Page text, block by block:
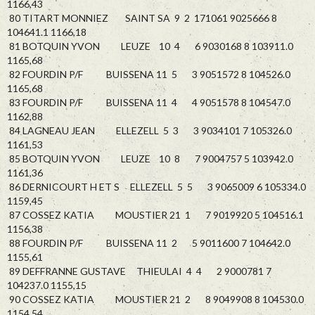
1166,43
80 TITART MONNIEZ SAINT SA 9 2 171061 9025666 8
104641.1 1166,18
81 BOTQUIN YVON LEUZE 10 4 6 9030168 8 103911.0
1165,68
82 FOURDIN P/F BUISSENA 11 5 3 9051572 8 104526.0
1165,68
83 FOURDIN P/F BUISSENA 11 4 4 9051578 8 104547.0
1162,88
84 LAGNEAU JEAN ELLEZELL 5 3 3 9034101 7 105326.0
1161,53
85 BOTQUIN YVON LEUZE 10 8 7 9004757 5 103942.0
1161,36
86 DERNICOURT H ET S ELLEZELL 5 5 3 9065009 6 105334.0
1159,45
87 COSSEZ KATIA MOUSTIER 21 1 7 9019920 5 104516.1
1156,38
88 FOURDIN P/F BUISSENA 11 2 5 9011600 7 104642.0
1155,61
89 DEFFRANNE GUSTAVE THIEULAI 4 4 2 9000781 7
104237.0 1155,15
90 COSSEZ KATIA MOUSTIER 21 2 8 9049908 8 104530.0